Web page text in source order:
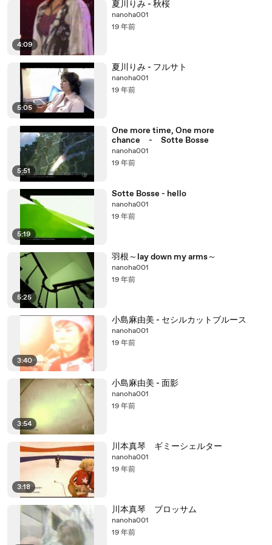
4:09
夏川りみ - 秋桜
nanoha001
19 年前
5:05
夏川りみ - フルサト
nanoha001
19 年前
5:51
One more time, One more
chance - Sotte Bosse
nanoha001
19 年前
5:19
Sotte Bosse - hello
nanoha001
19 年前
5:25
羽根～lay down my arms～
nanoha001
19 年前
3:40
小島麻由美 - セシルカットブルース
nanoha001
19 年前
3:54
小島麻由美 - 面影
nanoha001
19 年前
3:18
川本真琴 ギミーシェルター
nanoha001
19 年前
川本真琴 ブロッサム
nanoha001
19 年前